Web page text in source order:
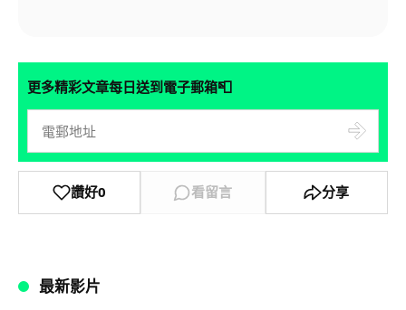
更多精彩文章每日送到電子郵箱📮
讚好0 看留言 分享
最新影片